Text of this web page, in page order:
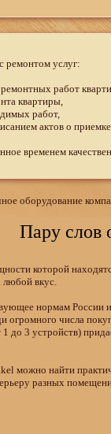
ремонтом услуг:
работ
квартиры,
работ,
актов о
временем
оборудование
Пару слов
которой
любой вкус.
нормам России
огромного числа
до 3 устройств)
можно найти
разных